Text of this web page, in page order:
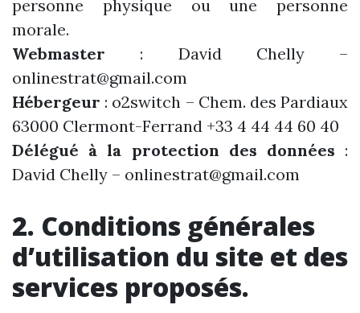
personne physique ou une personne
morale.
Webmaster : David Chelly –
onlinestrat@gmail.com
Hébergeur : o2switch – Chem. des Pardiaux
63000 Clermont-Ferrand +33 4 44 44 60 40
Délégué à la protection des données :
David Chelly – onlinestrat@gmail.com
2. Conditions générales
d’utilisation du site et des
services proposés.